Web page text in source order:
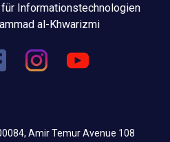
Informationstechnologien
al-Khwarizmi
Amir Temur Avenue 108